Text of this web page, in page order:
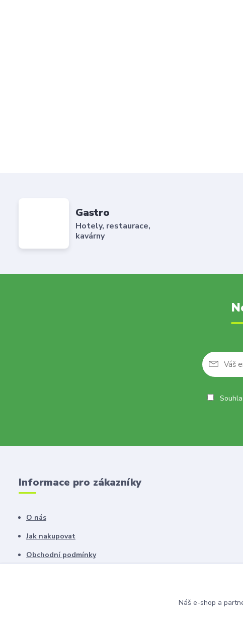
Gastro
Hotely, restaurace,
kavárny
Informace pro zákazníky
O nás
Jak nakupovat
Obchodní podmínky
Náš e-shop a